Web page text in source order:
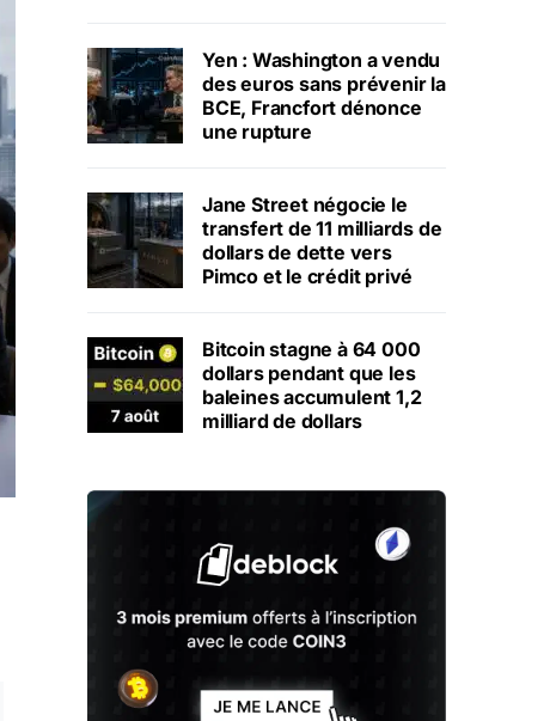
Yen : Washington a vendu
des euros sans prévenir la
BCE, Francfort dénonce
une rupture
Jane Street négocie le
transfert de 11 milliards de
dollars de dette vers
Pimco et le crédit privé
Bitcoin stagne à 64 000
dollars pendant que les
baleines accumulent 1,2
milliard de dollars